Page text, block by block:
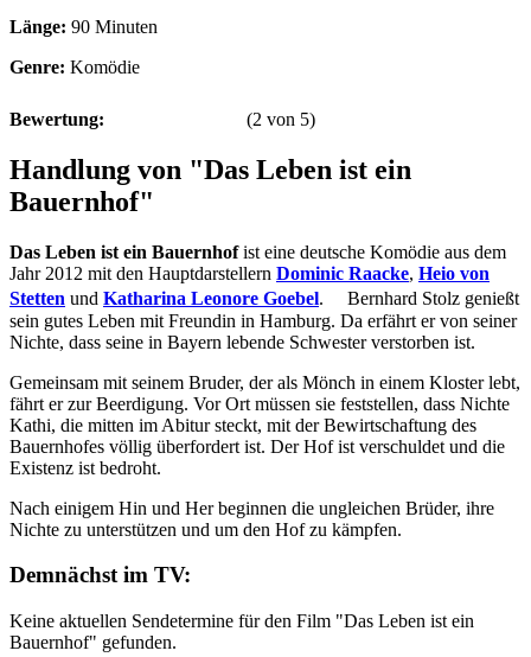
Länge: 90 Minuten
Genre: Komödie
Bewertung: (2 von 5)
Handlung von "Das Leben ist ein
Bauernhof"
Das Leben ist ein Bauernhofist eine deutsche Komödie aus dem
Jahr 2012 mit den Hauptdarstellern Dominic Raacke, Heio von
Stetten und Katharina Leonore Goebel. Bernhard Stolz genießt
sein gutes Leben mit Freundin in Hamburg. Da erfährt er von seiner
Nichte, dass seine in Bayern lebende Schwester verstorben ist.
Gemeinsam mit seinem Bruder, der als Mönch in einem Kloster lebt,
fährt er zur Beerdigung. Vor Ort müssen sie feststellen, dass Nichte
Kathi, die mitten im Abitur steckt, mit der Bewirtschaftung des
Bauernhofes völlig überfordert ist. Der Hof ist verschuldet und die
Existenz ist bedroht.
Nach einigem Hin und Her beginnen die ungleichen Brüder, ihre
Nichte zu unterstützen und um den Hof zu kämpfen.
Demnächst im TV:
Keine aktuellen Sendetermine für den Film "Das Leben ist ein
Bauernhof" gefunden.